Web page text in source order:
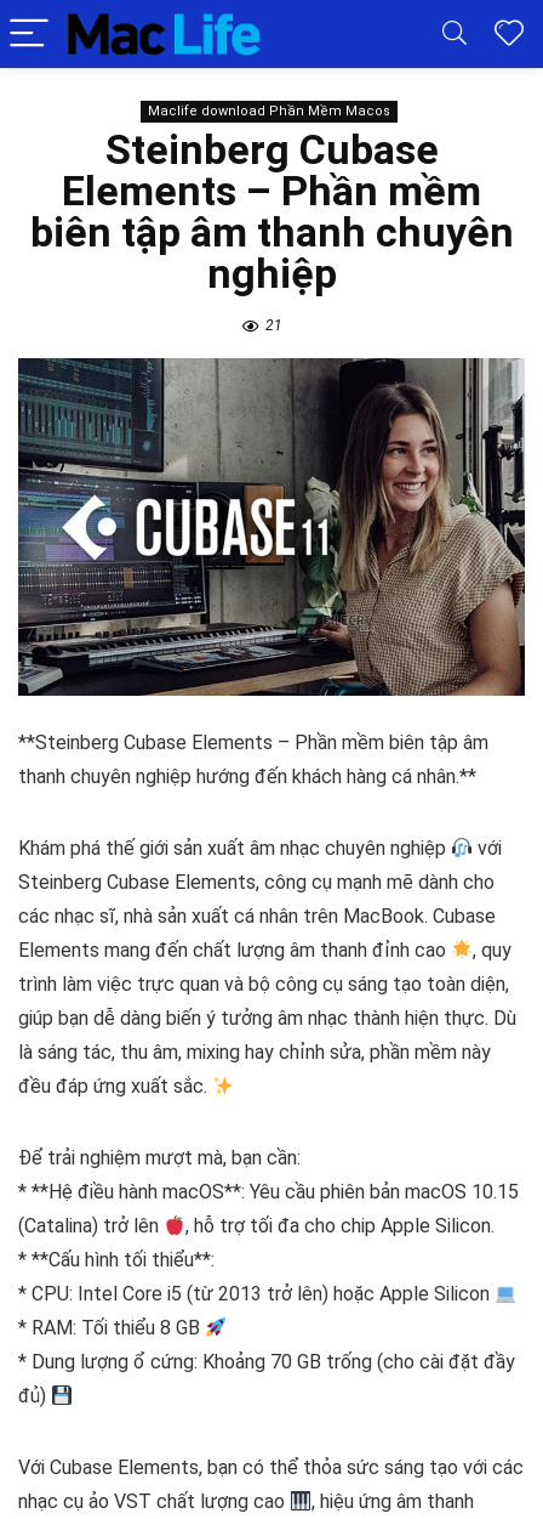
Maclife download Phần Mềm Macos
Steinberg Cubase
Elements – Phần mềm
biên tập âm thanh chuyên
nghiệp
21
**Steinberg Cubase Elements – Phần mềm biên tập âm
thanh chuyên nghiệp hướng đến khách hàng cá nhân.**
Khám phá thế giới sản xuất âm nhạc chuyên nghiệp
với
Steinberg Cubase Elements, công cụ mạnh mẽ dành cho
các nhạc sĩ, nhà sản xuất cá nhân trên MacBook. Cubase
Elements mang đến chất lượng âm thanh đỉnh cao
, quy
trình làm việc trực quan và bộ công cụ sáng tạo toàn diện,
giúp bạn dễ dàng biến ý tưởng âm nhạc thành hiện thực. Dù
là sáng tác, thu âm, mixing hay chỉnh sửa, phần mềm này
đều đáp ứng xuất sắc.
Để trải nghiệm mượt mà, bạn cần:
* **Hệ điều hành macOS**: Yêu cầu phiên bản macOS 10.15
(Catalina) trở lên
, hỗ trợ tối đa cho chip Apple Silicon.
* **Cấu hình tối thiểu**:
* CPU: Intel Core i5 (từ 2013 trở lên) hoặc Apple Silicon
* RAM: Tối thiểu 8 GB
* Dung lượng ổ cứng: Khoảng 70 GB trống (cho cài đặt đầy
đủ)
Với Cubase Elements, bạn có thể thỏa sức sáng tạo với các
nhạc cụ ảo VST chất lượng cao
, hiệu ứng âm thanh